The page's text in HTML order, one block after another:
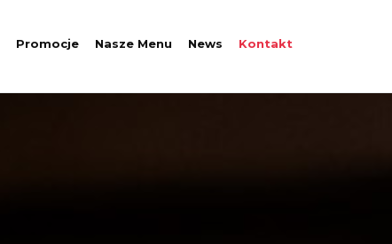
Promocje Nasze Menu News Kontakt